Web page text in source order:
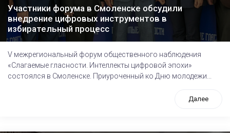
Участники форума в Смоленске обсудили
внедрение цифровых инструментов в
избирательный процесс
V межрегиональный форум общественного наблюдения
«Слагаемые гласности. Интеллекты цифровой эпохи»
состоялся в Смоленске. Приуроченный ко Дню молодежи...
Далее